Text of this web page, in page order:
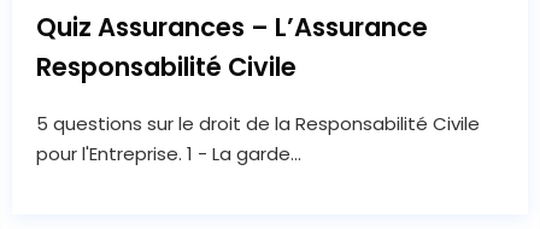
Quiz Assurances – L’Assurance
Responsabilité Civile
5 questions sur le droit de la Responsabilité Civile
pour l'Entreprise. 1 - La garde...